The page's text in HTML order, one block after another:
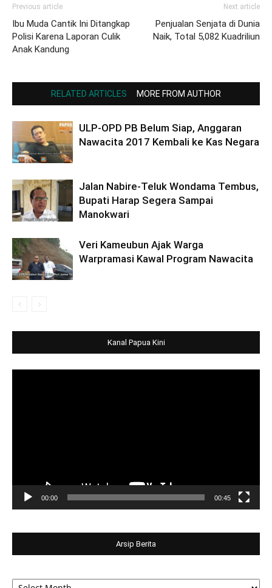
Previous article
Ibu Muda Cantik Ini Ditangkap
Polisi Karena Laporan Culik
Anak Kandung
Next article
Penjualan Senjata di Dunia
Naik, Total 5,082 Kuadriliun
RELATED ARTICLES MORE FROM AUTHOR
ULP-OPD PB Belum Siap, Anggaran
Nawacita 2017 Kembali ke Kas Negara
Jalan Nabire-Teluk Wondama Tembus,
Bupati Harap Segera Sampai
Manokwari
Veri Kameubun Ajak Warga
Warpramasi Kawal Program Nawacita
Kanal Papua Kini
00:00 00:45
Arsip Berita
Arsip